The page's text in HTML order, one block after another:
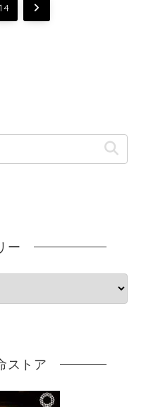
次
ー
ストア